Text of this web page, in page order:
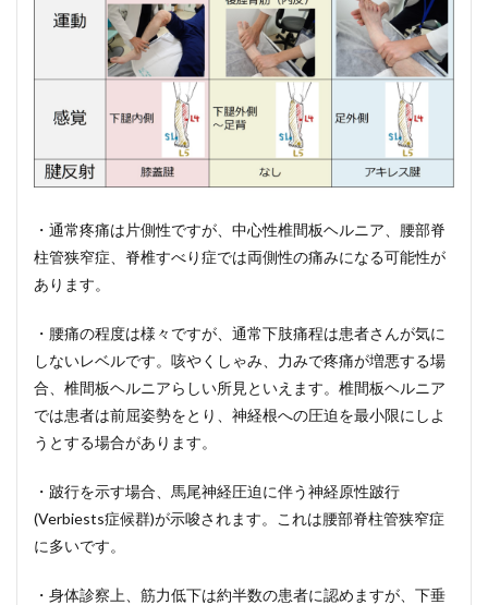
・通常疼痛は片側性ですが、中心性椎間板ヘルニア、腰部脊
柱管狭窄症、脊椎すべり症では両側性の痛みになる可能性が
あります。
・腰痛の程度は様々ですが、通常下肢痛程は患者さんが気に
しないレベルです。咳やくしゃみ、力みで疼痛が増悪する場
合、椎間板ヘルニアらしい所見といえます。椎間板ヘルニア
では患者は前屈姿勢をとり、神経根への圧迫を最小限にしよ
うとする場合があります。
・跛行を示す場合、馬尾神経圧迫に伴う神経原性跛行
(Verbiests症候群)が示唆されます。これは腰部脊柱管狭窄症
に多いです。
・身体診察上、筋力低下は約半数の患者に認めますが、下垂